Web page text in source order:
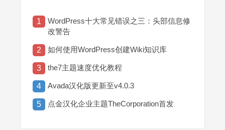
1
WordPress十大常见错误之三：头部信息修
改警告
2 如何使用WordPress创建Wiki知识库
3 the7主题速度优化教程
4 Avada汉化版更新至v4.0.3
5 点金汉化企业主题TheCorporation首发